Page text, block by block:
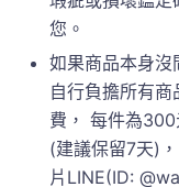
您。
如果商品本身沒
自行負擔所有
費， 每件為
(建議保留7天)
片LINE(ID: